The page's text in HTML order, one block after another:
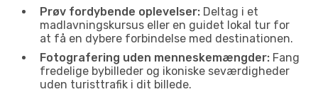
Prøv fordybende oplevelser: Deltag i et
madlavningskursus eller en guidet lokal tur for
at få en dybere forbindelse med destinationen.
Fotografering uden menneskemængder: Fang
fredelige bybilleder og ikoniske seværdigheder
uden turisttrafik i dit billede.